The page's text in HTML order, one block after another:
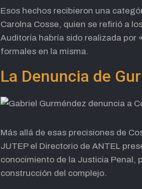
Esos hechos recibieron una
Carolna Cosse, quien se refirió a
Auditoría habría sido realizada por
formales en la misma.
La Denuncia de
Más allá de esas precisiones de
JUTEP el Directorio de ANTEL
conocimiento de la Justicia Penal,
construcción del complejo.